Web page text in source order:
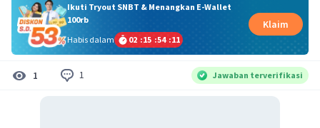
Ikuti Tryout SNBT & Menangkan E-Wallet
100rb
Habis dalam
02 :15 :54 :11
Klaim
1 1 Jawaban terverifikasi